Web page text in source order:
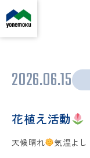
2026.06.15
花植え活動
天候晴れ
気温よし